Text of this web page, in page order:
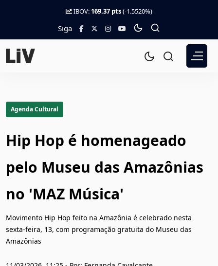
IBOV: 169.37 pts(-1.5520%)
Siga
Agenda Cultural
Hip Hop é homenageado
pelo Museu das Amazônias
no 'MAZ Música'
Movimento Hip Hop feito na Amazônia é celebrado nesta
sexta-feira, 13, com programação gratuita do Museu das
Amazônias